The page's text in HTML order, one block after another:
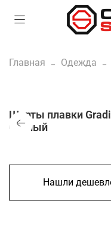
Главная Одежда
Шорты плавки
черный
Нашли